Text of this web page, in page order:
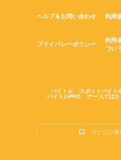
ヘルプ＆お問い合わせ 利用
プライバシーポリシー
利用
つい
バイトル スポットバイト
バイトルPRO
ナースではた
パソコン